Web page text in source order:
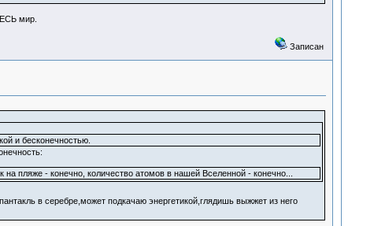
мир.
Записан
и бесконечностью.
пляже - конечно, количество атомов в нашей Вселенной - конечно...
в серебре,может подкачаю энергетикой,глядишь выжжет из него